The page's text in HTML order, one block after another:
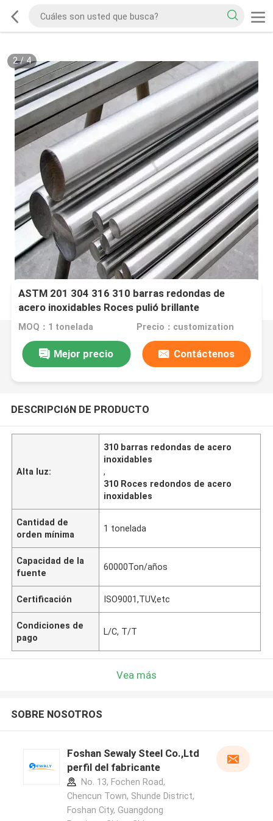
2/4
ASTM 201 304 316 310 barras redondas de
acero inoxidables Roces pulió brillante
MOQ：1 tonelada Precio：customization
Mejor precio Contáctenos
DESCRIPCIóN DE PRODUCTO
Alta luz:
310 barras redondas de acero
inoxidables
,
310 Roces redondos de acero
inoxidables
Cantidad de
orden mínima
1 tonelada
Capacidad de la
fuente
60000Ton/años
Certificación ISO9001,TUV,etc
Condiciones de
pago
L/C, T/T
Vea más
SOBRE NOSOTROS
Foshan Sewaly Steel Co.,Ltd
perfil del fabricante
No. 13, Fochen Road,
Chencun Town, Shunde District,
Foshan City, Guangdong